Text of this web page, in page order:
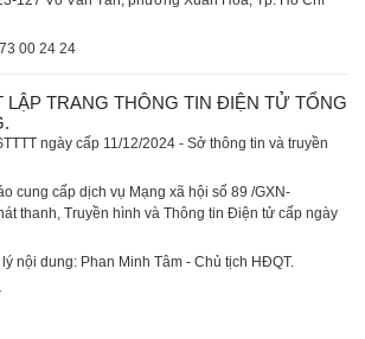
73 00 24 24
LẬP TRANG THÔNG TIN ĐIỆN TỬ TỔNG
ngày cấp 11/12/2024 - Sở thông tin và truyền
cung cấp dịch vụ Mạng xã hội số 89 /GXN-
thanh, Truyền hình và Thông tin Điện tử cấp ngày
nội dung: Phan Minh Tâm - Chủ tịch HĐQT.